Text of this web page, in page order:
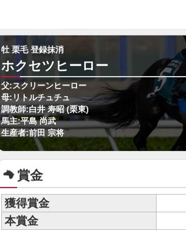
牡 栗毛 登録抹消
ホクセツヒーロー
父:スクリーンヒーロー
母:リトルチュチュ
調教師:白井 寿昭 (栗東)
馬主:平島 尚武
生産者:前田 宗将
賞金
獲得賞金
本賞金